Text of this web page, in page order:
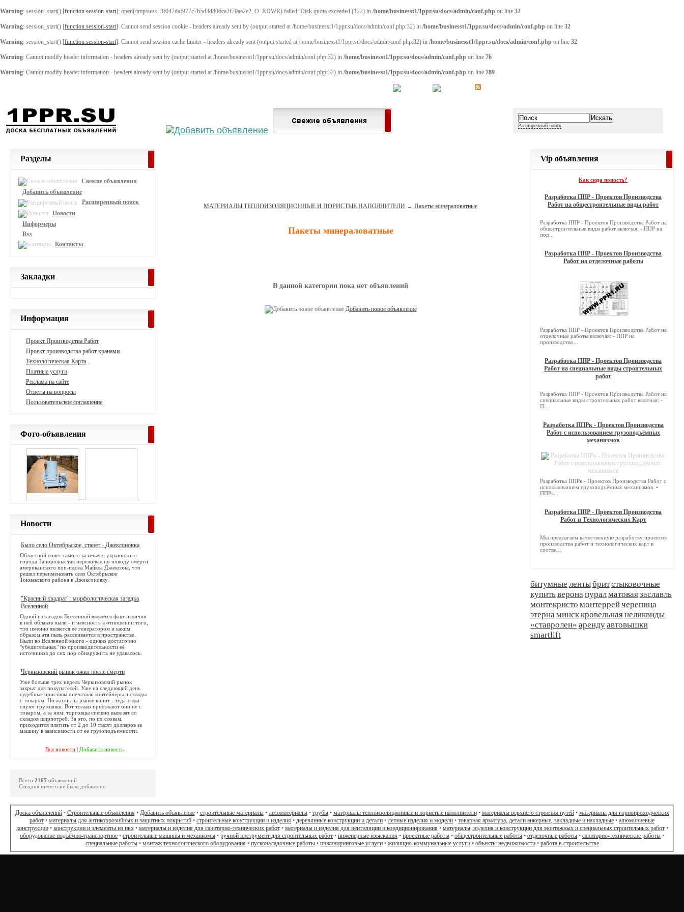
Warning: session_start() [function.session-start]: open(/tmp/sess_3f047daf977c7b5d3d806ca2f70aa2e2, O_RDWR) failed: Disk quota exceeded (122) in /home/businesst1/1ppr.su/docs/admin/conf.php on line 32
Warning: session_start() [function.session-start]: Cannot send session cookie - headers already sent by (output started at /home/businesst1/1ppr.su/docs/admin/conf.php:32) in /home/businesst1/1ppr.su/docs/admin/conf.php on line 32
Warning: session_start() [function.session-start]: Cannot send session cache limiter - headers already sent (output started at /home/businesst1/1ppr.su/docs/admin/conf.php:32) in /home/businesst1/1ppr.su/docs/admin/conf.php on line 32
Warning: Cannot modify header information - headers already sent by (output started at /home/businesst1/1ppr.su/docs/admin/conf.php:32) in /home/businesst1/1ppr.su/docs/admin/conf.php on line 76
Warning: Cannot modify header information - headers already sent by (output started at /home/businesst1/1ppr.su/docs/admin/conf.php:32) in /home/businesst1/1ppr.su/docs/admin/conf.php on line 789
Расширенный поиск
МАТЕРИАЛЫ ТЕПЛОИЗОЛЯЦИОННЫЕ И ПОРИСТЫЕ НАПОЛНИТЕЛИ →Пакеты минераловатные
Пакеты минераловатные
В данной категории пока нет объявлений
Добавить новое объявление
Разделы
Свежие объявления
Добавить объявление
Расширенный поиск
Новости
Информеры
Rss
Контакты
Закладки
Информация
Проект Производства Работ
Проект производства работ кранами
Технологическая Карта
Платные услуги
Реклама на сайте
Ответы на вопросы
Пользовательское соглашение
Фото-объявления
Новости
Было село Октябрьское, станет - Джексоновка
Областной совет самого казачьего украинского
города Запорожья так переживал по поводу смерти
американского поп-идола Майкла Джексона, что
решил переименовать село Октябрьское
Токмакского района в Джексоновку.
"Красный квадрат": морфологическая загадка
Вселенной
Одной из загадок Вселенной является факт наличия
в ней облаков пыли - и неясность в отношении того,
что именно является её генератором и каким
образом эта пыль рассеивается в пространстве.
Пыли во Вселенной много - однако достаточно
"убедительных" по производительности её
источников до сих пор обнаружить не удавалось.
Черкизовский рынок ожил после смерти
Уже больше трех недель Черкизовский рынок
закрыт для покупателей. Уже на следующий день
судебные приставы опечатали контейнеры и склады
с товаром. Но жизнь на рынке кипит - туда-сюда
снуют грузовики. Вот только приезжают они не с
товаром, а за ним: торговцы спешно вывозят со
складов ширпотреб. За это, по их словам,
приходится платить от 2 до 10 тысяч долларов за
машину в зависимости от ее грузоподъемности.
Все новости| Добавить новость
Всего 2165 объявлений
Сегодня ничего не было добавлено
Vip объявления
Как сюда попасть?
Разработка ППР - Проектов Производства
Работ на общестроительные виды работ
Разработка ППР - Проектов Производства Работ на
общестроительные виды работ включая: - ППР на
под...
Разработка ППР - Проектов Производства
Работ на отделочные работы
Разработка ППР - Проектов Производства Работ на
отделочные работы включая: - ППР на
производство...
Разработка ППР - Проектов Производства
Работ на специальные виды строительных
работ
Разработка ППР - Проектов Производства Работ на
специальные виды строительных работ включая: -
П...
Разработка ППРк - Проектов Производства
Работ с использованием грузоподъёмных
механизмов
Разработка ППРк - Проектов Производства Работ с
использованием грузоподъёмных механизмов. •
ППРк...
Разработка ППР - Проектов Производства
Работ и Технологических Карт
Мы предлагаем качественную разработку проектов
производства работ и технологических карт в
соотве...
битумные лентыбритстыковочные
купитьверонапуралматоваязаславль
монтекристо монтеррейчерепица
этернаминсккровельнаянеликвиды
«ставролен» арендуавтовышки
smartlift
Доска объявлений• Строительные объявления • Добавить объявление• строительные материалы• лесоматериалы• трубы• материалы теплоизоляционные и пористые наполнители• материалы верхнего строения путей• материалы для горнопроходческих
работ • материалы для антикоррозийных и защитных покрытий • строительные конструкции и изделия • деревянные конструкции и детали • лепные изделия и модели • товарная арматура, детали анкерные, закладные и накладные • алюминиевые
конструкции• конструкции и элементы из пвх• материалы и изделия для санитарно-технических работ• материалы и изделия для вентиляции и кондиционирования • материалы, изделия и конструкции для монтажных и специальных строительных работ•
оборудование подъёмно-транспортное • строительные машины и механизмы • ручной инструмент для строительных работ • инженерные изыскания • проектные работы • общестроительные работы • отделочные работы • санитарно-технические работы •
специальные работы• монтаж технологического оборудования • пусконаладочные работы• инжиниринговые услуги• жилищно-коммунальные услуги• объекты недвижимости• работа в строительстве